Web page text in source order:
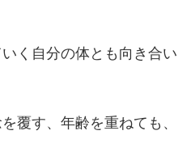
く自分の体とも向き合い
覆す、年齢を重ねても、